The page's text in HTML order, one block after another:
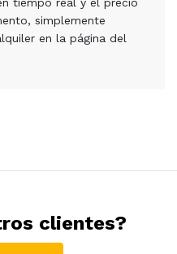
simplemente
en la página del
clientes?